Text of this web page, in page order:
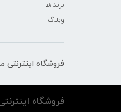
برند ها
وبلاگ
فروشگاه اینترنتی
فروشگاه